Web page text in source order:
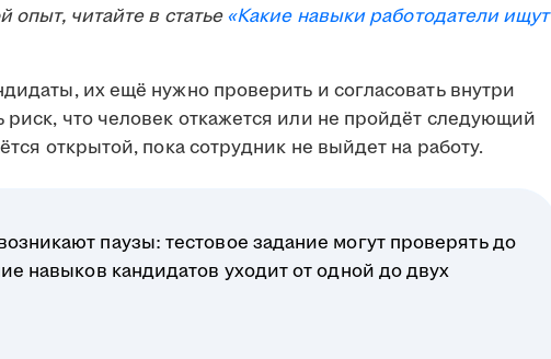
опыт, читайте в статье«Какие навыки работодатели ищут
их ещё нужно проверить и согласовать внутри
риск, что человек откажется или не пройдёт следующий
открытой, пока сотрудник не выйдет на работу.
паузы: тестовое задание могут проверять до
навыков кандидатов уходит от одной до двух